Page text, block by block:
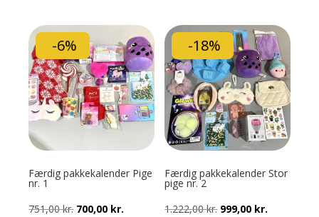
-6%
Færdig pakkekalender Pige
nr. 1
751,00kr. Den
700,00 kr.
-18%
Færdig pakkekalender Stor
pige nr. 2
1.222,00kr. Den
999,00 kr.